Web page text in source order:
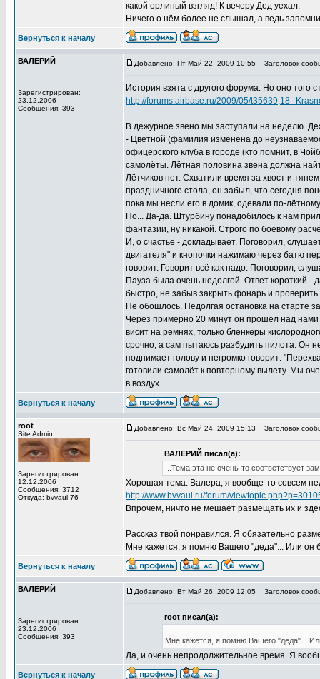
какой орлиный взгляд! К вечеру Дед уехал.
Ничего о нём более не слышал, а ведь
Вернуться к началу
ВАЛЕРИЙ
Зарегистрирован:
23.12.2006
Сообщения: 393
Добавлено: Пт Май 22, 2009 10:55 Заголовок
История взята с другого форума. Но оно того
http://forums.airbase.ru/2009/05/t35639,18--
В дежурное звено мы заступали на неделю.
- Цветной (фамилия изменена до
офицерского клуба в городе (кто помнит, в
самолёты. Лётная половина звена должна
Лётчиков нет. Схватили время за хвост и
праздничного стола, он забыл, что сегодня
пока мы несли его в домик, одевали по-
Но... Да-да. Штурбину понадобилось к нам
фантазии, ну никакой. Строго по боевому
И, о счастье - докладывает. Поговорил,
двигателя" и кнопочки нажимаю через батю
говорит. Говорит всё как надо. Поговорил,
Пауза была очень недолгой. Ответ короткий
быстро, не забыв закрыть фонарь и
Не обошлось. Недолгая остановка на старте
Через примерно 20 минут он прошел над нами
висит на ремнях, только бленкеры
срочно, а сам пытаюсь разбудить пилота. Он
поднимает голову и негромко говорит:
готовили самолёт к повторному вылету. Мы
в воздух.
Вернуться к началу
root
Site Admin
Зарегистрирован:
12.12.2006
Сообщения: 3712
Откуда: bvvaul-76
Добавлено: Вс Май 24, 2009 15:13 Заголовок
ВАЛЕРИЙ писал(а):
...Тема эта не очень-то соответствует
Хорошая тема. Валера, я вообще-то совсем
http://www.bvvaul.ru/forum/
Впрочем, ничто не мешает размещать их и
Рассказ твой понравился. Я обязательно
Мне кажется, я помню Вашего "деда"... Или он
Вернуться к началу
ВАЛЕРИЙ
Зарегистрирован:
23.12.2006
Сообщения: 393
Добавлено: Вт Май 26, 2009 12:05 Заголовок
root писал(а):
Мне кажется, я помню Вашего "деда"...
Да, и очень непродолжительное время. Я
Вернуться к началу